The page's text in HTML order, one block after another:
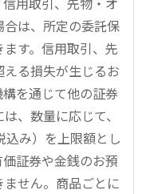
は、所定の委託保
す。信用取引、先
る損失が生じるお
を通じて他の証券
、数量に応じて、
み）を上限額とし
証券や金銭のお預
せん。商品ごとに